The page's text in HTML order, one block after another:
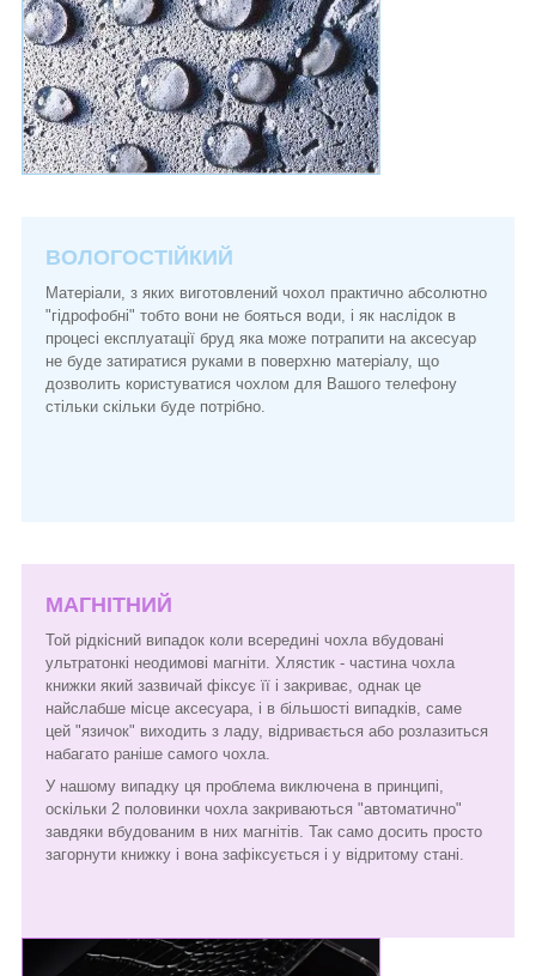
ВОЛОГОСТІЙКИЙ
Матеріали, з яких виготовлений чохол практично абсолютно
"гідрофобні" тобто вони не бояться води, і як наслідок в
процесі експлуатації бруд яка може потрапити на аксесуар
не буде затиратися руками в поверхню матеріалу, що
дозволить користуватися чохлом для Вашого телефону
стільки скільки буде потрібно.
МАГНІТНИЙ
Той рідкісний випадок коли всередині чохла вбудовані
ультратонкі неодимові магніти. Хлястик - частина чохла
книжки який зазвичай фіксує її і закриває, однак це
найслабше місце аксесуара, і в більшості випадків, саме
цей "язичок" виходить з ладу, відривається або розлазиться
набагато раніше самого чохла.
У нашому випадку ця проблема виключена в принципі,
оскільки 2 половинки чохла закриваються "автоматично"
завдяки вбудованим в них магнітів. Так само досить просто
загорнути книжку і вона зафіксується і у відритому стані.